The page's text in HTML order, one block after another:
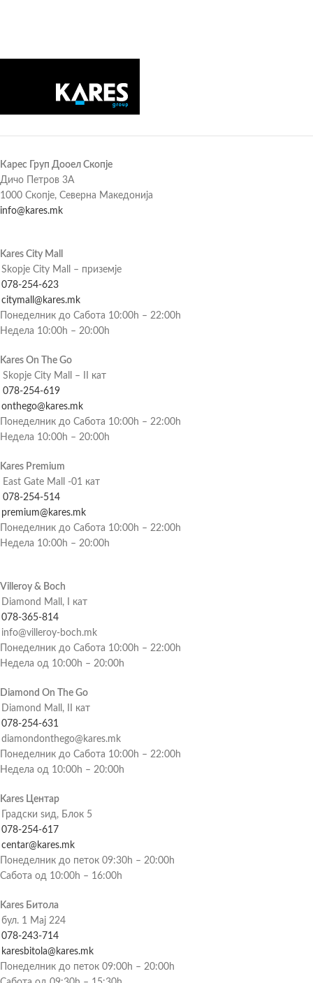
Карес Груп Дооел Скопје
Дичо Петров 3А
1000 Скопје, Северна Македонија
info@kares.mk
Kares City Mall
Skopje City Mall – приземје
078-254-623
citymall@kares.mk
Понеделник до Сабота 10:00h – 22:00h
Недела 10:00h – 20:00h
Kares On The Go
Skopje City Mall – II кат
078-254-619
onthego@kares.mk
Понеделник до Сабота 10:00h – 22:00h
Недела 10:00h – 20:00h
Kares Premium
East Gate Mall -01 кат
078-254-514
premium@kares.mk
Понеделник до Сабота 10:00h – 22:00h
Недела 10:00h – 20:00h
Villeroy & Boch
Diamond Mall, I кат
078-365-814
info@villeroy-boch.mk
Понеделник до Сабота 10:00h – 22:00h
Недела од 10:00h – 20:00h
Diamond On The Go
Diamond Mall, II кат
078-254-631
diamondonthego@kares.mk
Понеделник до Сабота 10:00h – 22:00h
Недела од 10:00h – 20:00h
Kares Центар
Градски ѕид, Блок 5
078-254-617
centar@kares.mk
Понеделник до петок 09:30h – 20:00h
Сабота од 10:00h – 16:00h
Kares Битола
бул. 1 Мај 224
078-243-714
karesbitola@kares.mk
Понеделник до петок 09:00h – 20:00h